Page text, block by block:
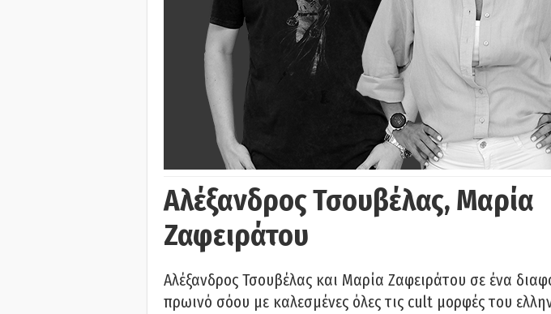
Αλέξανδρος Τσουβέλας, Μαρία
Ζαφειράτου
Αλέξανδρος Τσουβέλας και Μαρία Ζαφειράτου σε ένα
πρωινό σόου με καλεσμένες όλες τις cult μορφές του